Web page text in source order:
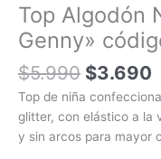
Top Algodón
Genny»
$5.990 $3.690
Top de niña
glitter, con elástico a la
y sin arcos para mayor